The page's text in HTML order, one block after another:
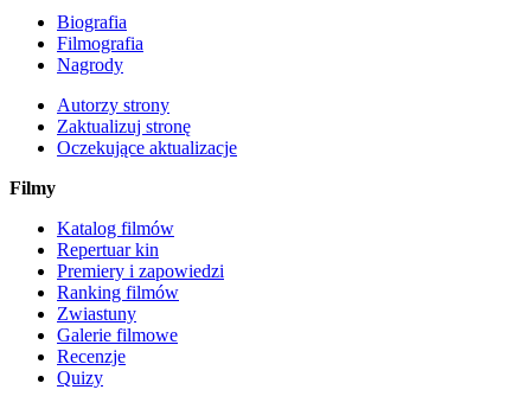
Biografia
Filmografia
Nagrody
Autorzy strony
Zaktualizuj stronę
Oczekujące aktualizacje
Filmy
Katalog filmów
Repertuar kin
Premiery i zapowiedzi
Ranking filmów
Zwiastuny
Galerie filmowe
Recenzje
Quizy